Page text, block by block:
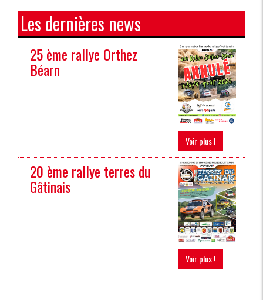
Les dernières news
25 ème rallye Orthez
Béarn
Voir plus !
20 ème rallye terres du
Gâtinais
Voir plus !